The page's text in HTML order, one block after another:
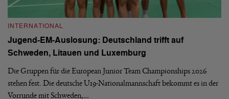
INTERNATIONAL
Jugend-EM-Auslosung: Deutschland trifft auf
Schweden, Litauen und Luxemburg
Die Gruppen für die European Junior Team Championships 2026
stehen fest. Die deutsche U19-Nationalmannschaft bekommt es in der
Vorrunde mit Schweden,…